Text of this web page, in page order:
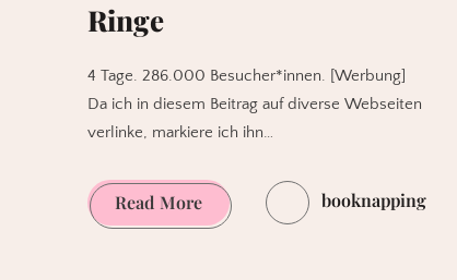
Ringe
4 Tage. 286.000 Besucher*innen. [Werbung]
Da ich in diesem Beitrag auf diverse Webseiten
verlinke, markiere ich ihn…
Read MoreDas
war
booknapping